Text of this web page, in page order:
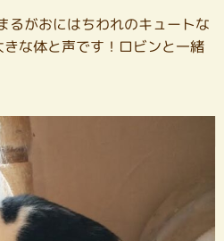
るがおにはちわれのキュートな
な体と声です！ロビンと一緒